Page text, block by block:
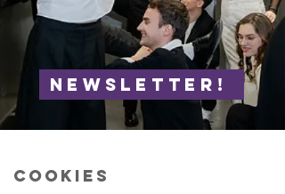
NEWSLETTER!
Cookies